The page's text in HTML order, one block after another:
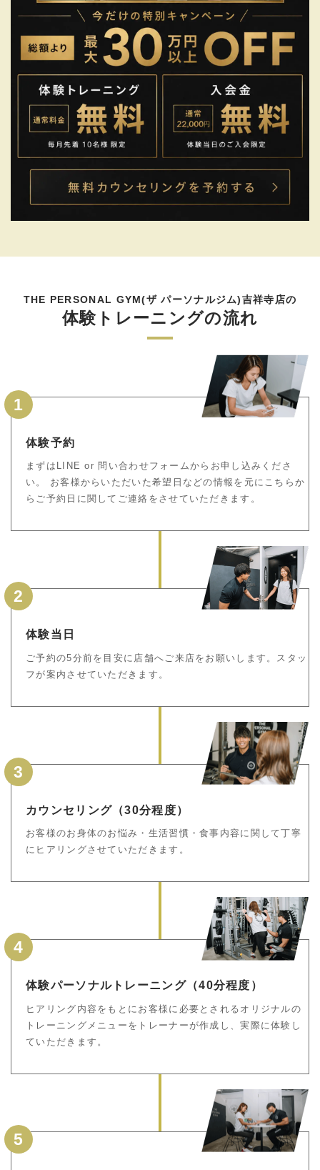
THE PERSONAL GYM(ザ パーソナルジム)吉祥寺店の
体験トレーニングの流れ
1
体験予約
まずはLINE or 問い合わせフォームからお申し込みくださ
い。 お客様からいただいた希望日などの情報を元にこちらか
らご予約日に関してご連絡をさせていただきます。
2
体験当日
ご予約の5分前を目安に店舗へご来店をお願いします。スタッ
フが案内させていただきます。
3
カウンセリング（30分程度）
お客様のお身体のお悩み・生活習慣・食事内容に関して丁寧
にヒアリングさせていただきます。
4
体験パーソナルトレーニング（40分程度）
ヒアリング内容をもとにお客様に必要とされるオリジナルの
トレーニングメニューをトレーナーが作成し、実際に体験し
ていただきます。
5